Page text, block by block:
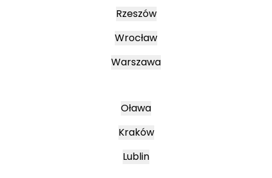
Rzeszów
Wrocław
Warszawa
Oława
Kraków
Lublin